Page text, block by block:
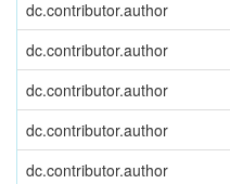
dc.contributor.author
dc.contributor.author
dc.contributor.author
dc.contributor.author
dc.contributor.author